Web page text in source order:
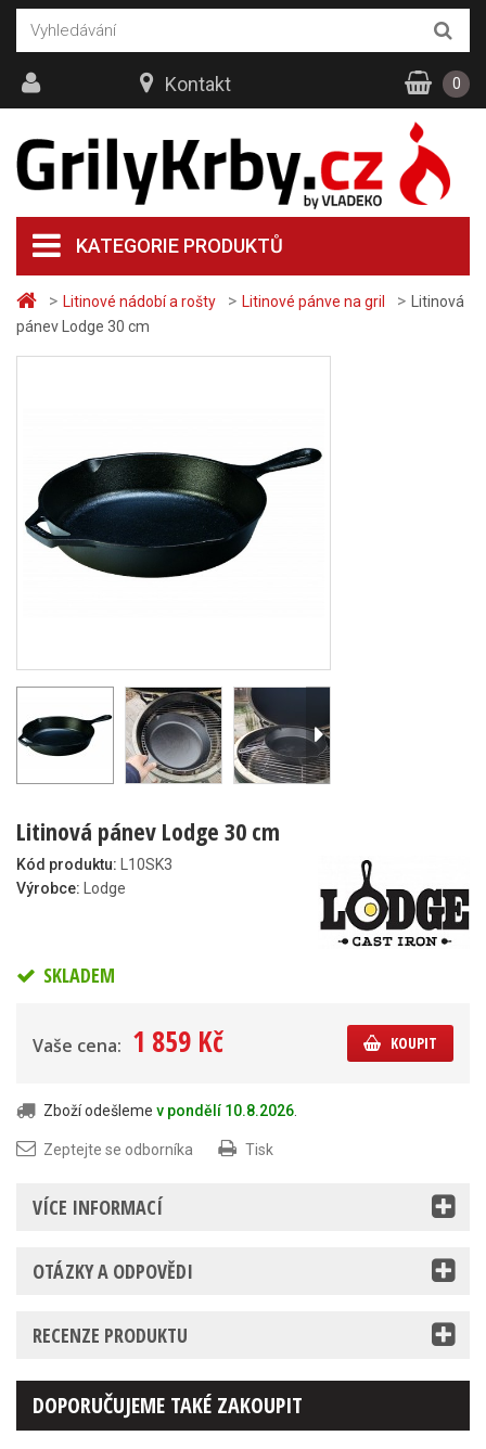
> Litinové nádobí a rošty > Litinové pánve na gril >
Litinová
pánev Lodge 30 cm
Litinová pánev Lodge 30 cm
Kód produktu:
L10SK3
Výrobce:
Lodge
SKLADEM
Vaše cena: 1 859 Kč KOUPIT
Zboží odešleme v pondělí 10.8.2026
Zeptejte se odborníka Tisk
VÍCE INFORMACÍ
OTÁZKY A ODPOVĚDI
RECENZE PRODUKTU
DOPORUČUJEME TAKÉ ZAKOUPIT
KATEGORIE PRODUKTŮ
Kontakt 0